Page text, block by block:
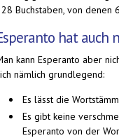
Buchstaben, von
hat auch
kann Esperanto aber
nämlich grundlegend:
Es lässt die
Es gibt keine
Esperanto von der